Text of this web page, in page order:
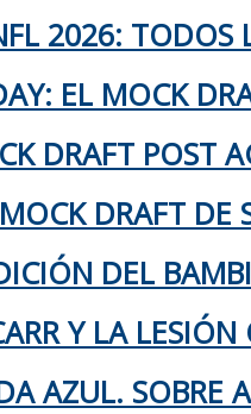
2026: TODOS
EL MOCK
DRAFT POST
DRAFT DE
DEL
Y LA
AZUL. SOBRE